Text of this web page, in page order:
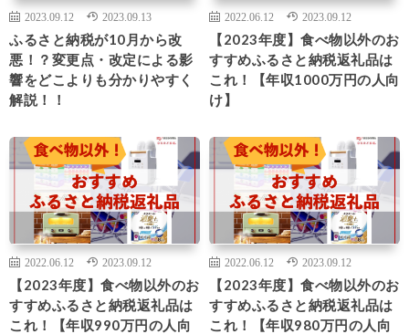
2023.09.12 2023.09.13
ふるさと納税が10月から改
悪！？変更点・改定による影
響をどこよりも分かりやすく
解説！！
2022.06.12 2023.09.12
【2023年度】食べ物以外のお
すすめふるさと納税返礼品は
これ！【年収1000万円の人向
け】
2022.06.12 2023.09.12
【2023年度】食べ物以外のお
すすめふるさと納税返礼品は
これ！【年収990万円の人向
2022.06.12 2023.09.12
【2023年度】食べ物以外のお
すすめふるさと納税返礼品は
これ！【年収980万円の人向